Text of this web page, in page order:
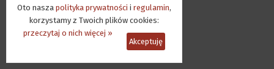
Oto nasza polityka prywatności i regulamin,
korzystamy z Twoich plików cookies:
przeczytaj o nich więcej »
Akceptuję